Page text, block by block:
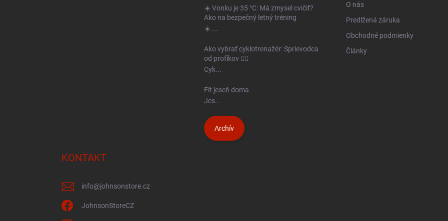
☀️ Vonku je 35 °C: Má zmysel cvičiť?
Ako na bezpečný letný tréning
☀️ ...
Ako vybrať cyklotrenažér: Sprievodca
od profíkov 🚴‍♂️
Cyk...
Fit jeseň doma
Jes...
Archív
O nás
Predlžená záruka
Obchodné podmienky
Články
KONTAKT
info@johnsonstore.cz
JohnsonStoreCZ